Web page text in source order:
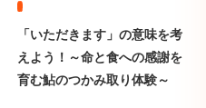
「いただきます」の意味を考
えよう！～命と食への感謝を
育む鮎のつかみ取り体験～